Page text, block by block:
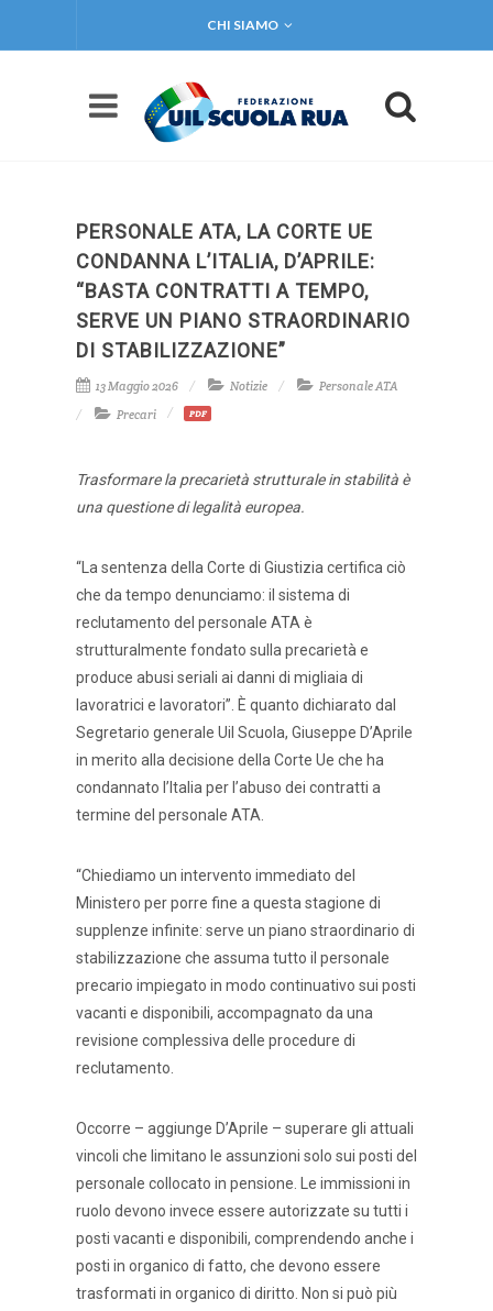
CHI SIAMO
PERSONALE ATA, LA CORTE UE
CONDANNA L’ITALIA, D’APRILE:
“BASTA CONTRATTI A TEMPO,
SERVE UN PIANO STRAORDINARIO
DI STABILIZZAZIONE”
13 Maggio 2026 Notizie
Personale ATA
Precari
PDF
Trasformare la precarietà strutturale in stabilità è
una questione di legalità europea.
“La sentenza della Corte di Giustizia certifica ciò
che da tempo denunciamo: il sistema di
reclutamento del personale ATA è
strutturalmente fondato sulla precarietà e
produce abusi seriali ai danni di migliaia di
lavoratrici e lavoratori”. È quanto dichiarato dal
Segretario generale Uil Scuola, Giuseppe D’Aprile
in merito alla decisione della Corte Ue che ha
condannato l’Italia per l’abuso dei contratti a
termine del personale ATA.
“Chiediamo un intervento immediato del
Ministero per porre fine a questa stagione di
supplenze infinite: serve un piano straordinario di
stabilizzazione che assuma tutto il personale
precario impiegato in modo continuativo sui posti
vacanti e disponibili, accompagnato da una
revisione complessiva delle procedure di
reclutamento.
Occorre – aggiunge D’Aprile – superare gli attuali
vincoli che limitano le assunzioni solo sui posti del
personale collocato in pensione. Le immissioni in
ruolo devono invece essere autorizzate su tutti i
posti vacanti e disponibili, comprendendo anche i
posti in organico di fatto, che devono essere
trasformati in organico di diritto. Non si può più